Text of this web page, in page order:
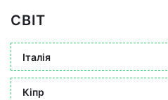
СВІТ
Італія
Кіпр